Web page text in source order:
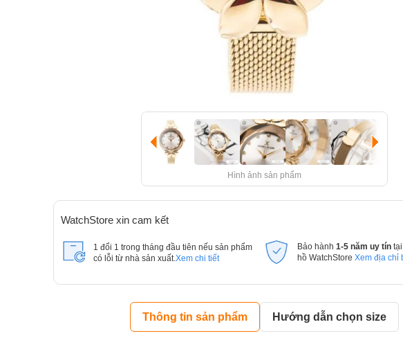
Hình ảnh sản phẩm
WatchStore xin cam kết
1 đổi 1 trong tháng đầu tiên nếu sản phẩm
có lỗi từ nhà sản xuất. Xem chi tiết
Bảo hành 1-5 năm uy tín
hồ WatchStore Xem địa chỉ
Thông tin sản phẩm Hướng dẫn chọn size